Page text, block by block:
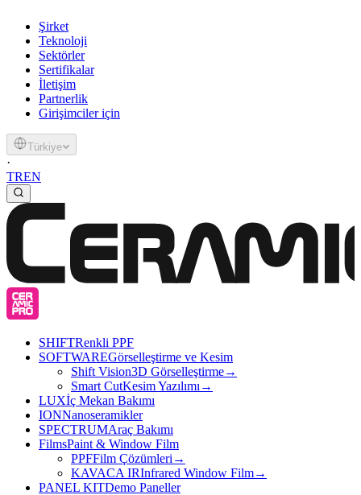
Şirket
Teknoloji
Sektörler
Sertifikalar
İletişim
Partnerlik
Girişimciler için
Türkiye
·
TREN
SHIFTRenkli PPF
SOFTWAREGörselleştirme ve Kesim
Shift Vision3D Görselleştirme→
Smart CutKesim Yazılımı →
LUXİç Mekan Bakımı
IONNanoseramikler
SPECTRUMAraç Bakımı
FilmsPaint & Window Film
PPFFilm Çözümleri →
KAVACA IRInfrared Window Film→
PANEL KITDemo Paneller